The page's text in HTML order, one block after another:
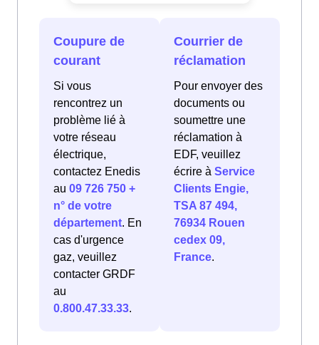
Coupure de
courant
Si vous
rencontrez un
problème lié à
votre réseau
électrique,
contactez Enedis
au 09 726 750 +
n° de votre
département. En
cas d'urgence
gaz, veuillez
contacter GRDF
au
0.800.47.33.33.
Courrier de
réclamation
Pour envoyer des
documents ou
soumettre une
réclamation à
EDF, veuillez
écrire à Service
Clients Engie,
TSA 87 494,
76934 Rouen
cedex 09,
France.